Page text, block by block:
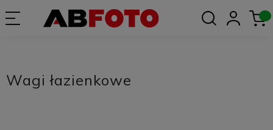
Wagi łazienkowe